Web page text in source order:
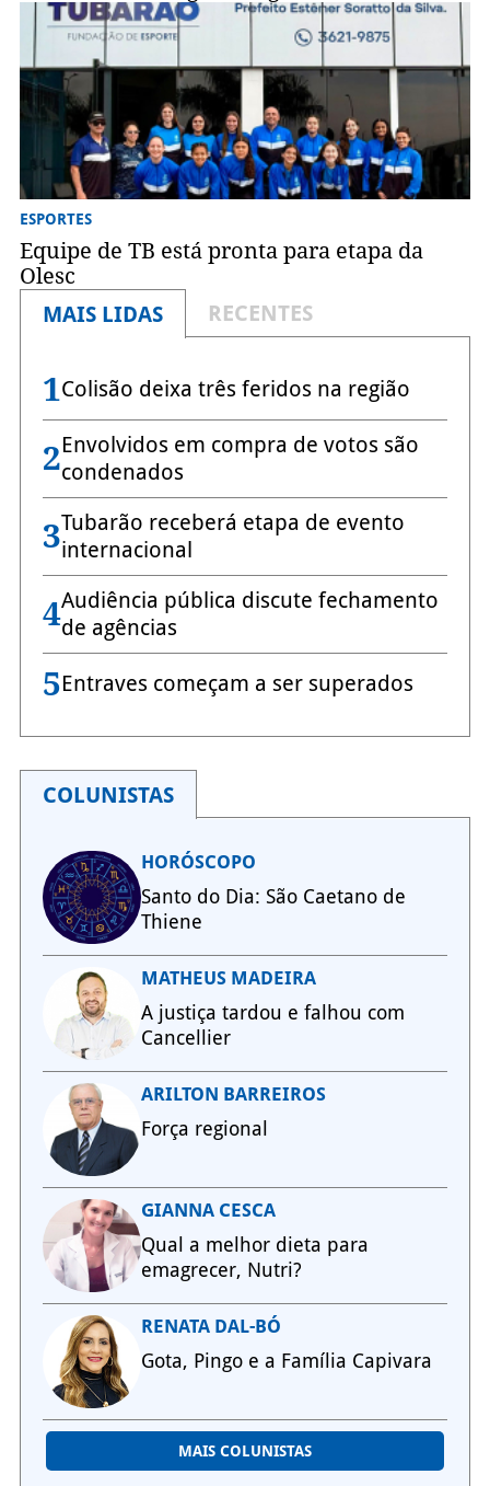
ESPORTES
Equipe de TB está pronta para etapa da
Olesc
MAIS LIDAS
RECENTES
1Colisão deixa três feridos na região
2Envolvidos em compra de votos são
condenados
3Tubarão receberá etapa de evento
internacional
4Audiência pública discute fechamento
de agências
5Entraves começam a ser superados
COLUNISTAS
HORÓSCOPO
Santo do Dia: São Caetano de
Thiene
MATHEUS MADEIRA
A justiça tardou e falhou com
Cancellier
ARILTON BARREIROS
Força regional
GIANNA CESCA
Qual a melhor dieta para
emagrecer, Nutri?
RENATA DAL-BÓ
Gota, Pingo e a Família Capivara
MAIS COLUNISTAS